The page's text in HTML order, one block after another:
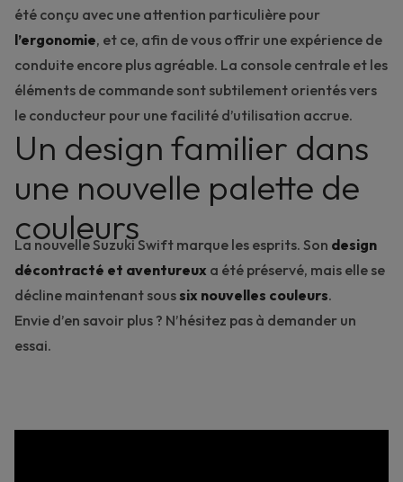
été conçu avec une attention particulière pour
l’ergonomie, et ce, afin de vous offrir une expérience de
conduite encore plus agréable. La console centrale et les
éléments de commande sont subtilement orientés vers
le conducteur pour une facilité d’utilisation accrue.
Un design familier dans
une nouvelle palette de
couleurs
La nouvelle Suzuki Swift marque les esprits. Son design
décontracté et aventureux a été préservé, mais elle se
décline maintenant soussix nouvelles couleurs.
Envie d’en savoir plus ? N’hésitez pas à demander un
essai.